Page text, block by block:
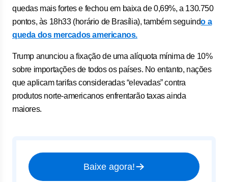
quedas mais fortes e fechou em baixa de 0,69%, a 130.750
pontos, às 18h33 (horário de Brasília), também seguindo a
queda dos mercados americanos.
Trump anunciou a fixação de uma alíquota mínima de 10%
sobre importações de todos os países. No entanto, nações
que aplicam tarifas consideradas “elevadas” contra
produtos norte-americanos enfrentarão taxas ainda
maiores.
Baixe agora!